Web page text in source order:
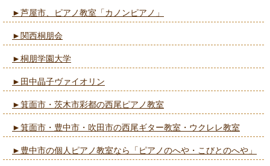
►芦屋市、ピアノ教室「カノンピアノ」
►関西桐朋会
►桐朋学園大学
►田中晶子ヴァイオリン
►箕面市・茨木市彩都の西尾ピアノ教室
►箕面市・豊中市・吹田市の西尾ギター教室・ウクレレ教室
►豊中市の個人ピアノ教室なら「ピアノのへや・こびとのへや」